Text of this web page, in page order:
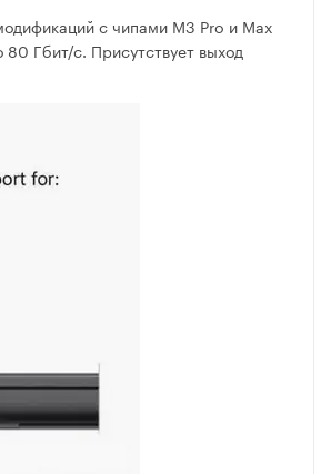
с чипами M3 Pro и Max
Гбит/с. Присутствует выход